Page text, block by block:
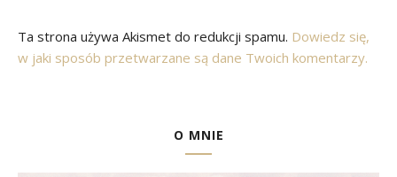
Ta strona używa Akismet do redukcji spamu. Dowiedz się,
w jaki sposób przetwarzane są dane Twoich komentarzy.
O MNIE